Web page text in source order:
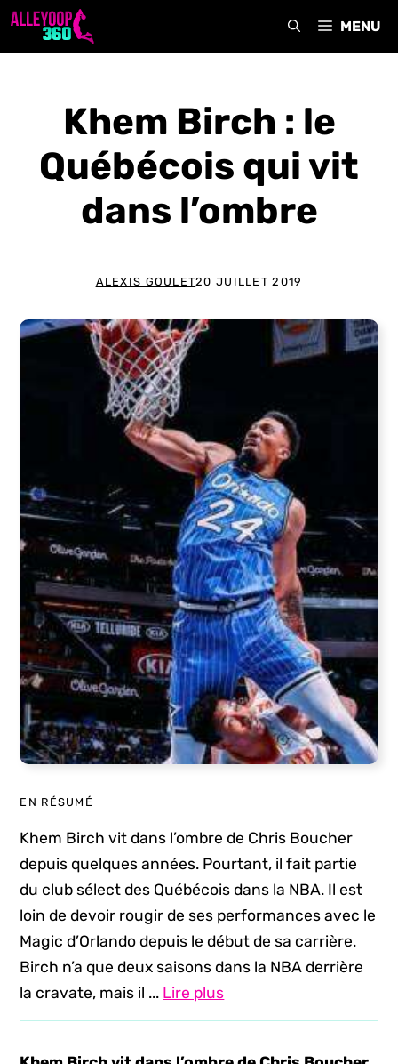
Aller
MENU
Khem Birch : le
Québécois qui vit
dans l’ombre
ALEXIS GOULET20 JUILLET 2019
EN RÉSUMÉ
Khem Birch vit dans l’ombre de Chris Boucher
depuis quelques années. Pourtant, il fait partie
du club sélect des Québécois dans la NBA. Il est
loin de devoir rougir de ses performances avec le
Magic d’Orlando depuis le début de sa carrière.
Birch n’a que deux saisons dans la NBA derrière
la cravate, mais il ... Lire plus